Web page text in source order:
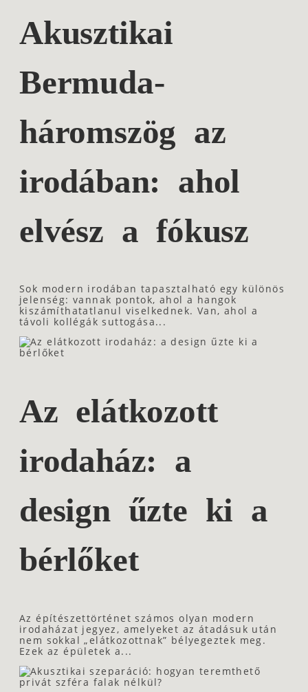
Akusztikai
Bermuda-
háromszög az
irodában: ahol
elvész a fókusz
Sok modern irodában tapasztalható egy különös
jelenség: vannak pontok, ahol a hangok
kiszámíthatatlanul viselkednek. Van, ahol a
távoli kollégák suttogása...
Az elátkozott
irodaház: a
design űzte ki a
bérlőket
Az építészettörténet számos olyan modern
irodaházat jegyez, amelyeket az átadásuk után
nem sokkal „elátkozottnak” bélyegeztek meg.
Ezek az épületek a...